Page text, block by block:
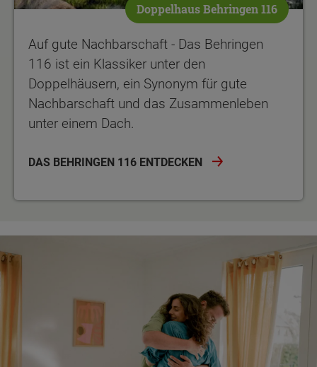
Doppelhaus Behringen 116
Auf gute Nachbarschaft - Das Behringen
116 ist ein Klassiker unter den
Doppelhäusern, ein Synonym für gute
Nachbarschaft und das Zusammenleben
unter einem Dach.
DAS BEHRINGEN 116 ENTDECKEN